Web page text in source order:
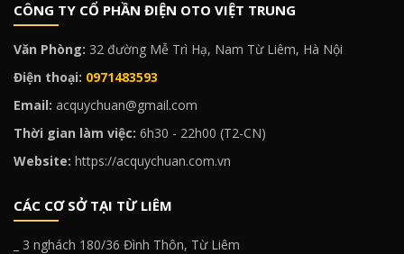
CÔNG TY CỔ PHẦN ĐIỆN OTO VIỆT TRUNG
Văn Phòng: 32 đường Mễ Trì Hạ, Nam Từ Liêm, Hà Nội
Điện thoại: 0971483593
Email: acquychuan@gmail.com
Thời gian làm việc: 6h30 - 22h00 (T2-CN)
Website: https://acquychuan.com.vn
CÁC CƠ SỞ TẠI TỪ LIÊM
_ 3 nghách 180/36 Đình Thôn, Từ Liêm